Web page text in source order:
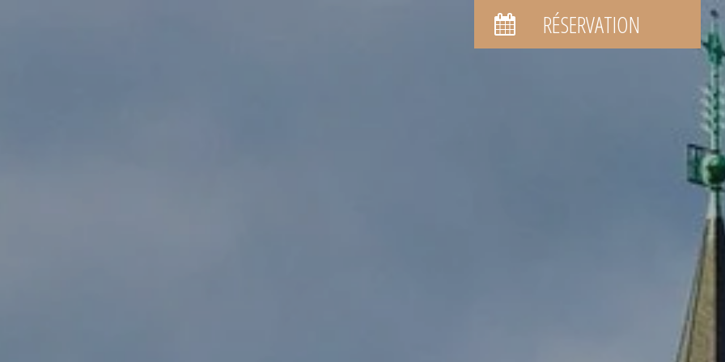
RÉSERVATION